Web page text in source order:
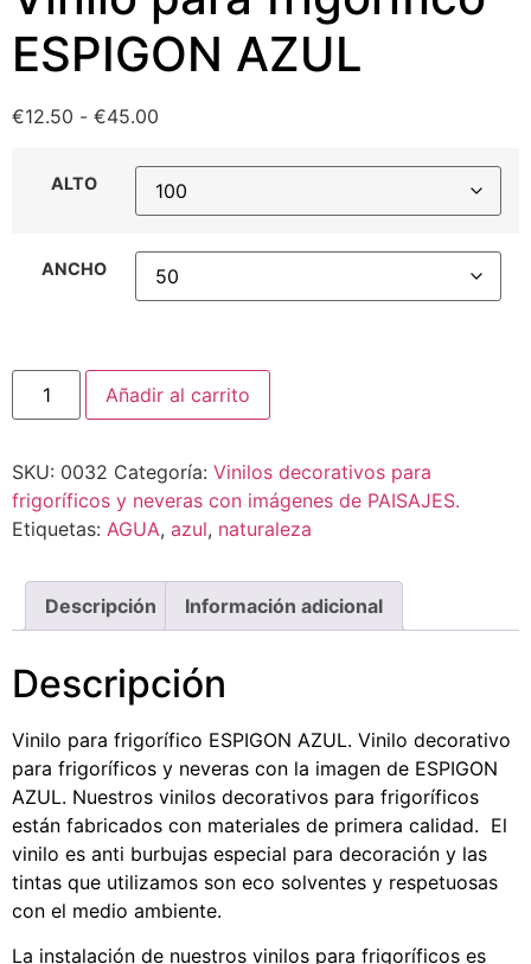
ESPIGON AZUL
€12.50 - €45.00
ALTO
ANCHO
Añadir al carrito
SKU: 0032 Categoría: Vinilos decorativos para
frigoríficos y neveras con imágenes de PAISAJES.
Etiquetas: AGUA, azul, naturaleza
Descripción Información adicional
Descripción
Vinilo para frigorífico ESPIGON AZUL. Vinilo decorativo
para frigoríficos y neveras con la imagen de ESPIGON
AZUL. Nuestros vinilos decorativos para frigoríficos
están fabricados con materiales de primera calidad. El
vinilo es anti burbujas especial para decoración y las
tintas que utilizamos son eco solventes y respetuosas
con el medio ambiente.
La instalación de nuestros vinilos para frigoríficos es